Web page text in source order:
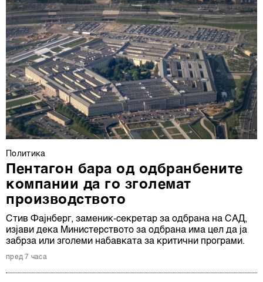
Политика
Пентагон бара од одбранбените
компании да го зголемат
производството
Стив Фајнберг, заменик-секретар за одбрана на САД,
изјави дека Министерството за одбрана има цел да ја
забрза или зголеми набавката за критични програми.
пред 7 часа